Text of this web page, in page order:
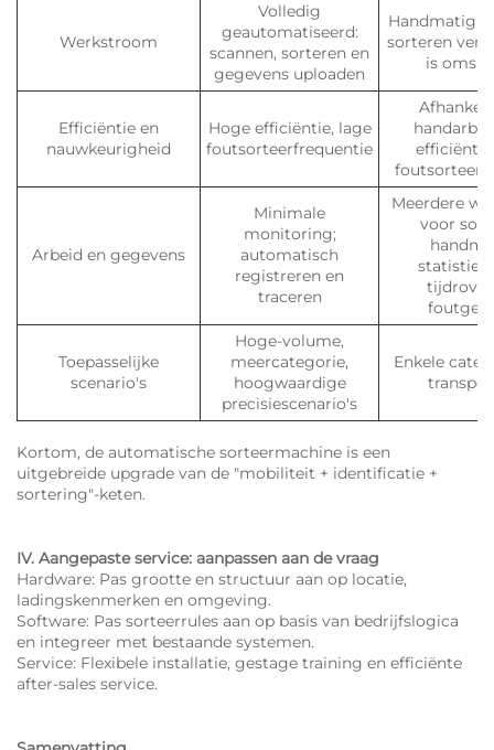
Werkstroom
Volledig
geautomatiseerd:
scannen, sorteren en
gegevens uploaden
Handmatig
sorteren
is
Efficiëntie en
nauwkeurigheid
Hoge efficiëntie, lage
foutsorteerfrequentie
Arbeid en gegevens
Minimale
monitoring;
automatisch
registreren en
traceren
Meerdere
voor
Toepasselijke
scenario's
Hoge-volume,
meercategorie,
hoogwaardige
precisiescenario's
Enkele
Kortom, de automatische sorteermachine is een
uitgebreide upgrade van de "mobiliteit + identificatie +
sortering"-keten.
IV. Aangepaste service: aanpassen aan de vraag
Hardware: Pas grootte en structuur aan op locatie,
ladingskenmerken en omgeving.
Software: Pas sorteerrules aan op basis van bedrijfslogica
en integreer met bestaande systemen.
Service: Flexibele installatie, gestage training en efficiënte
after-sales service.